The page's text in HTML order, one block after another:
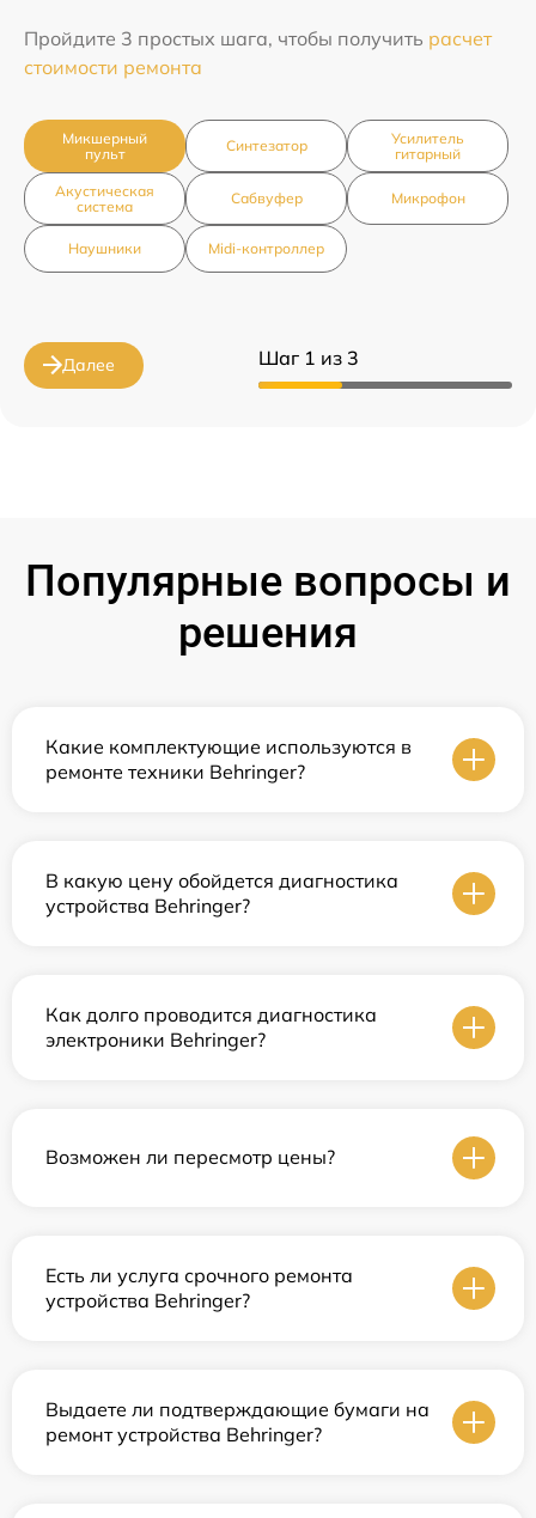
Шаг 1 из 3
Пройдите 3 простых шага, чтобы получить расчет
стоимости ремонта
Микшерный
пульт
Синтезатор
Усилитель
гитарный
Акустическая
система
Сабвуфер Микрофон
Наушники Midi-контроллер
Далее
Популярные вопросы и
решения
Какие комплектующие используются в
ремонте техники Behringer?
В какую цену обойдется диагностика
устройства Behringer?
Как долго проводится диагностика
электроники Behringer?
Возможен ли пересмотр цены?
Есть ли услуга срочного ремонта
устройства Behringer?
Выдаете ли подтверждающие бумаги на
ремонт устройства Behringer?